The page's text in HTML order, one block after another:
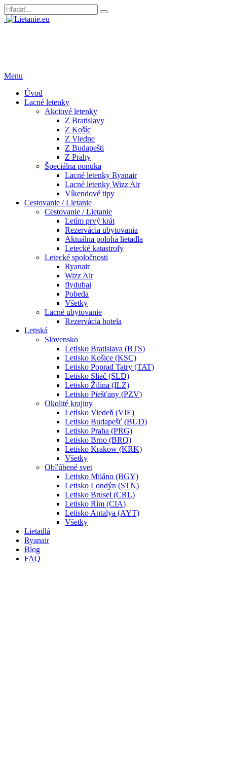
Menu
Úvod
Lacné letenky
Akciové letenky
Z Bratislavy
Z Košíc
Z Viedne
Z Budapešti
Z Prahy
Špeciálna ponuka
Lacné letenky Ryanair
Lacné letenky Wizz Air
Víkendové tipy
Cestovanie / Lietanie
Cestovanie / Lietanie
Letím prvý krát
Rezervácia ubytovania
Aktuálna poloha lietadla
Letecké katastrofy
Letecké spoločnosti
Ryanair
Wizz Air
flydubai
Pobeda
Všetky
Lacné ubytovanie
Rezervácia hotela
Letiská
Slovensko
Letisko Bratislava (BTS)
Letisko Košice (KSC)
Letisko Poprad Tatry (TAT)
Letisko Sliač (SLD)
Letisko Žilina (ILZ)
Letisko Piešťany (PZV)
Okolité krajiny
Letisko Viedeň (VIE)
Letisko Budapešť (BUD)
Letisko Praha (PRG)
Letisko Brno (BRQ)
Letisko Krakow (KRK)
Všetky
Obľúbené svet
Letisko Miláno (BGY)
Letisko Londýn (STN)
Letisko Brusel (CRL)
Letisko Rím (CIA)
Letisko Antalya (AYT)
Všetky
Lietadlá
Ryanair
Blog
FAQ